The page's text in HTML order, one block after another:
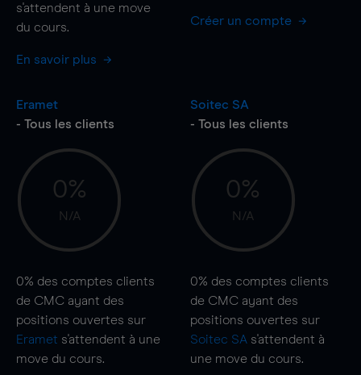
s'attendent à une move
du cours.
En savoir plus
Créer un compte
Eramet
- Tous les clients
0%
N/A
0% des comptes clients
de CMC ayant des
positions ouvertes sur
Eramet s'attendent à une
move du cours.
Soitec SA
- Tous les clients
0%
N/A
0% des comptes clients
de CMC ayant des
positions ouvertes sur
Soitec SA s'attendent à
une move du cours.